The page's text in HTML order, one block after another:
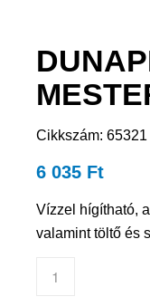
Cikkszám: 65321
6 035 Ft
Vízzel hígítható,
valamint töltő és